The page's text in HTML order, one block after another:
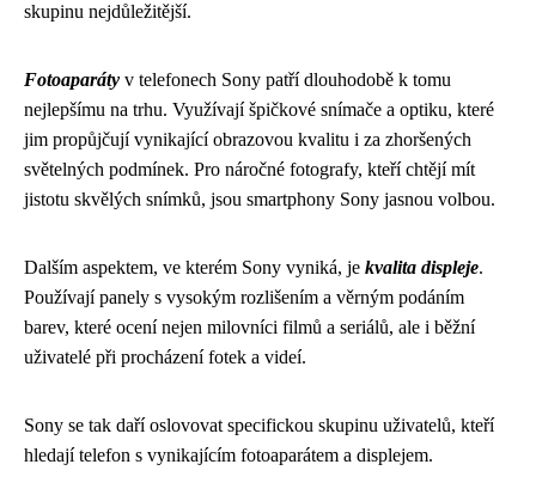
skupinu nejdůležitější.
Fotoaparáty v telefonech Sony patří dlouhodobě k tomu
nejlepšímu na trhu. Využívají špičkové snímače a optiku, které
jim propůjčují vynikající obrazovou kvalitu i za zhoršených
světelných podmínek. Pro náročné fotografy, kteří chtějí mít
jistotu skvělých snímků, jsou smartphony Sony jasnou volbou.
Dalším aspektem, ve kterém Sony vyniká, je kvalita displeje.
Používají panely s vysokým rozlišením a věrným podáním
barev, které ocení nejen milovníci filmů a seriálů, ale i běžní
uživatelé při procházení fotek a videí.
Sony se tak daří oslovovat specifickou skupinu uživatelů, kteří
hledají telefon s vynikajícím fotoaparátem a displejem.